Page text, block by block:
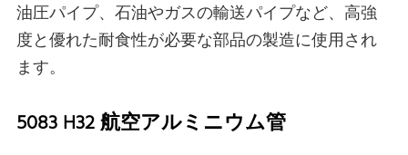
油圧パイプ、石油やガスの輸送パイプなど、高強
度と優れた耐食性が必要な部品の製造に使用され
ます。
5083 H32 航空アルミニウム管